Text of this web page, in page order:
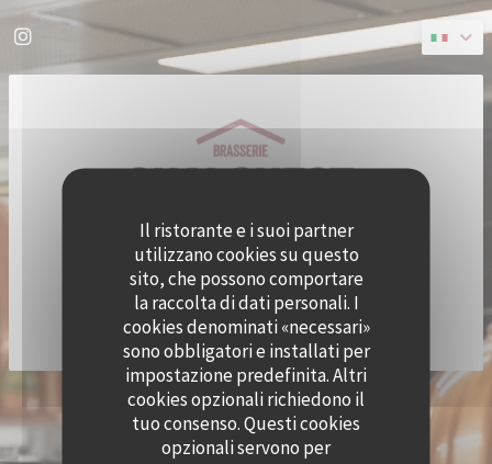
Personalizzazione delle tue scelte sui cookie
Il ristorante e i suoi partner
utilizzano cookies su questo
sito, che possono comportare
la raccolta di dati personali. I
cookies denominati «necessari»
sono obbligatori e installati per
impostazione predefinita. Altri
cookies opzionali richiedono il
tuo consenso. Questi cookies
opzionali servono per
Instagram ((apre una nuova finestra))
© 2026 QUAI OUEST — CREAZIONE DEL SITO INTERNET RISTORANTE CON
ZENCHEF((APRE UNA NUOVA FINESTRA))
NOTE LEGALI
TERMINI DI UTILIZZO